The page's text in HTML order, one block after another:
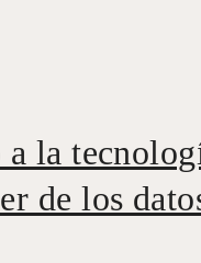
la
de los